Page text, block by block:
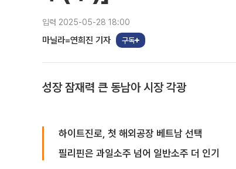
입력 2025-05-28 18:00
마닐라=연희진 기자 구독
성장 잠재력 큰 동남아 시장 각광
하이트진로, 첫 해외공장 베트남 선택
필리핀은 과일소주 넘어 일반소주 더 인기